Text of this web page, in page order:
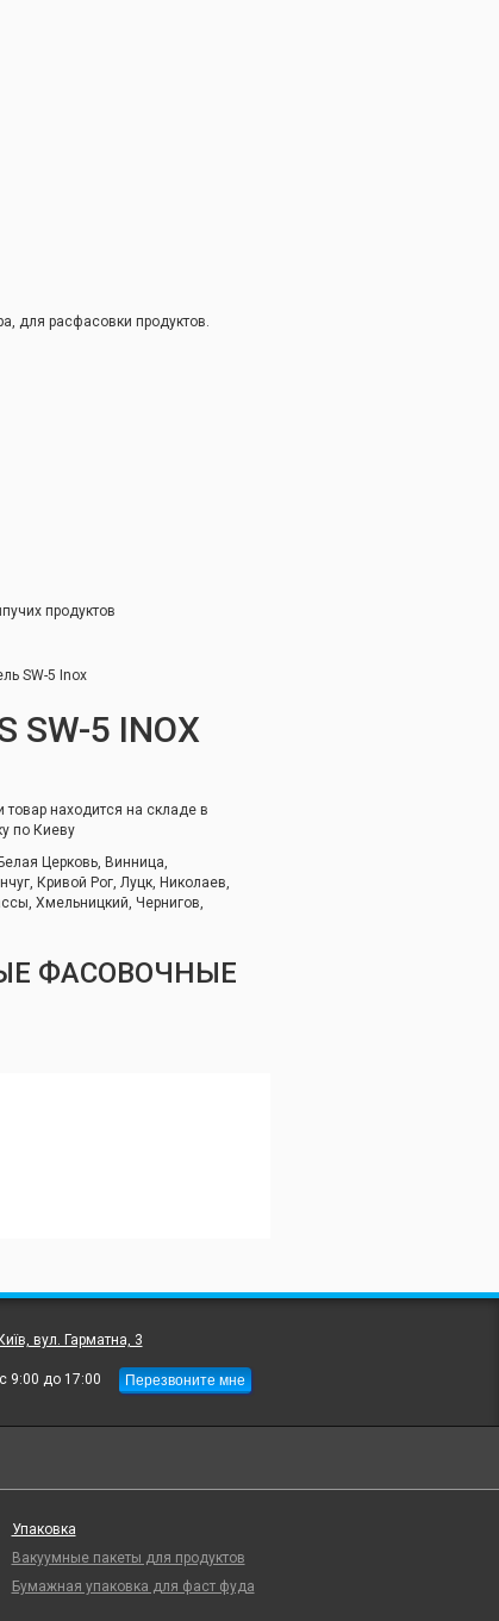
для расфасовки продуктов.
продуктов
SW-5 Inox
5 INOX
находится на складе в
по Киеву
Церковь, Винница,
Кривой Рог, Луцк, Николаев,
Хмельницкий, Чернигов,
ФАСОВОЧНЫЕ
вул. Гарматна, 3
9:00 до 17:00 Перезвоните мне
Упаковка
Вакуумные пакеты для продуктов
Бумажная упаковка для фаст фуда